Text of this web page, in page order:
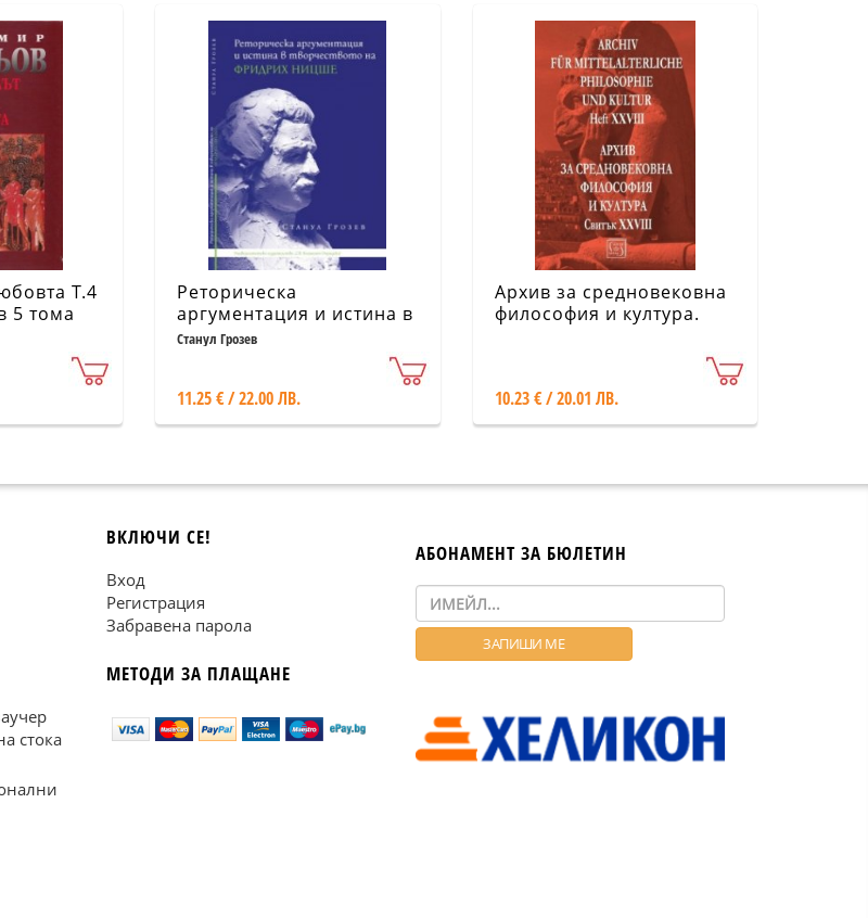
Т.4
5 тома
Реторическа
аргументация и истина в
творчеството на
Станул Грозев
11.25 € / 22.00 ЛВ.
Архив за средновековна
философия и култура.
10.23 € / 20.01 ЛВ.
стока
ВКЛЮЧИ СЕ!
Вход
Регистрация
Забравена парола
МЕТОДИ ЗА ПЛАЩАНЕ
АБОНАМЕНТ ЗА БЮЛЕТИН